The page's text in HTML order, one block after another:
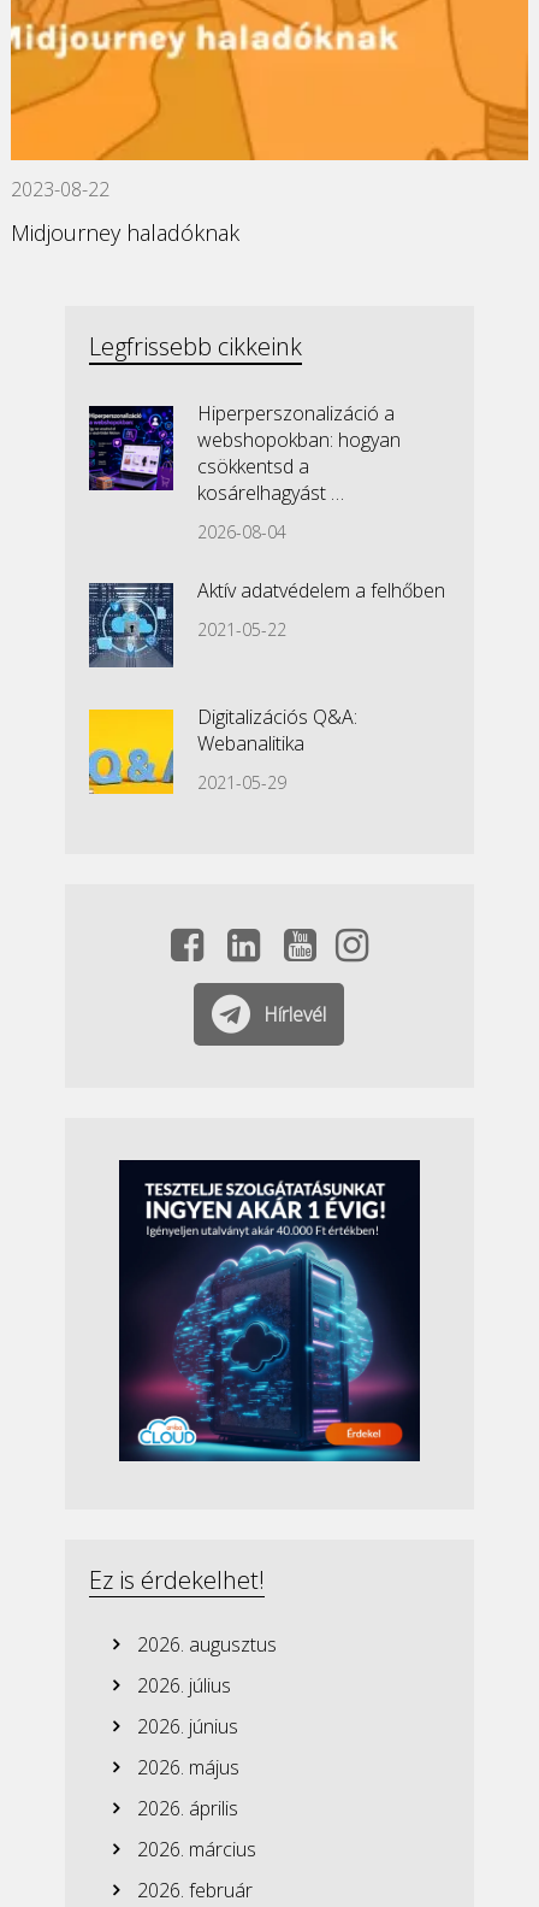
2023-08-22
Midjourney haladóknak
Legfrissebb cikkeink
Hiperperszonalizáció a
webshopokban: hogyan
csökkentsd a
kosárelhagyást …
2026-08-04
Aktív adatvédelem a felhőben
2021-05-22
Digitalizációs Q&A:
Webanalitika
2021-05-29
Hírlevél
Ez is érdekelhet!
2026. augusztus
2026. július
2026. június
2026. május
2026. április
2026. március
2026. február